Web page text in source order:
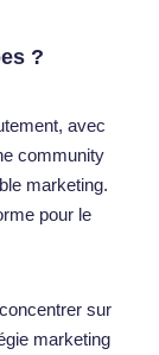
?
avec
community
marketing.
pour le
sur
marketing